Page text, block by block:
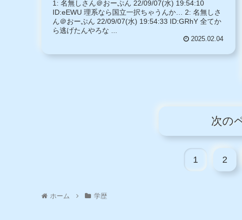
1: 名無しさん＠おーぷん 22/09/07(水) 19:54:10
ID:eEWU 理系なら国立一択ちゃうんか… 2: 名無しさ
ん＠おーぷん 22/09/07(水) 19:54:33 ID:GRhY 全てか
ら逃げたんやろな ...
2025.02.04
次の
1 2
ホーム 学歴